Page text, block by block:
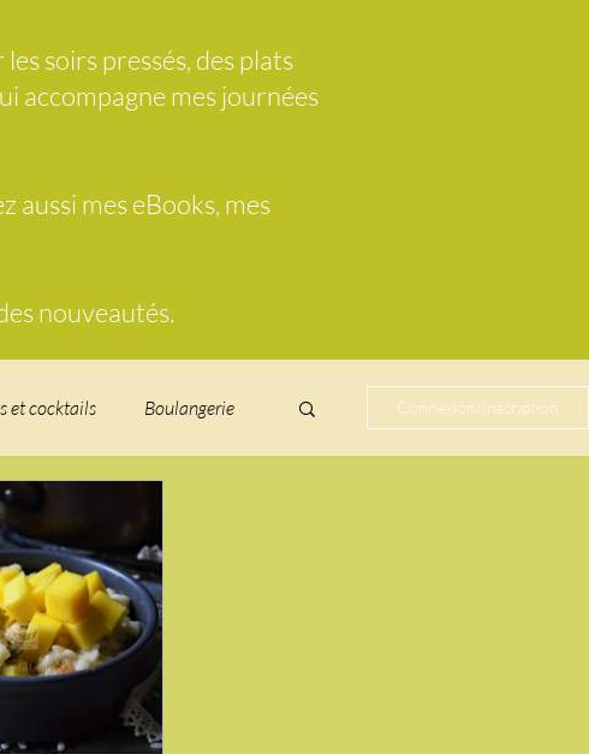
soirs pressés, des plats
accompagne mes journées
aussi mes eBooks, mes
nouveautés.
et cocktails Boulangerie
cucurbitacées
Foire au vin
glacés
Connexion/Inscription